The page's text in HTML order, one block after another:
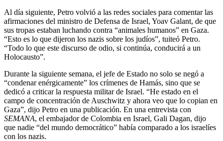
Al día siguiente, Petro volvió a las redes sociales para comentar las
afirmaciones del ministro de Defensa de Israel, Yoav Galant, de que
sus tropas estaban luchando contra “animales humanos” en Gaza.
“Esto es lo que dijeron los nazis sobre los judíos”, tuiteó Petro.
“Todo lo que este discurso de odio, si continúa, conducirá a un
Holocausto”.
Durante la siguiente semana, el jefe de Estado no solo se negó a
“condenar enérgicamente” los crímenes de Hamás, sino que se
dedicó a criticar la respuesta militar de Israel. “He estado en el
campo de concentración de Auschwitz y ahora veo que lo copian en
Gaza”, dijo Petro en una publicación. En una entrevista con
SEMANA, el embajador de Colombia en Israel, Gali Dagan, dijo
que nadie “del mundo democrático” había comparado a los israelíes
con los nazis.